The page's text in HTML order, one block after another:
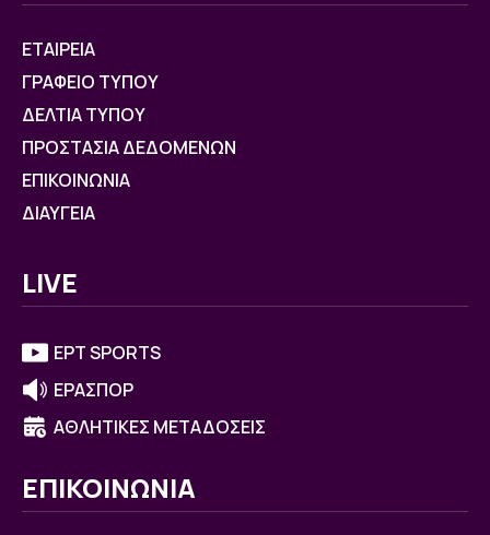
ΕΤΑΙΡΕΙΑ
ΓΡΑΦΕΙΟ ΤΥΠΟΥ
ΔΕΛΤΙΑ ΤΥΠΟΥ
ΠΡΟΣΤΑΣΙΑ ΔΕΔΟΜΕΝΩΝ
ΕΠΙΚΟΙΝΩΝΙΑ
ΔΙΑΥΓΕΙΑ
LIVE
ΕΡΤ SPORTS
ΕΡΑΣΠΟΡ
ΑΘΛΗΤΙΚΕΣ ΜΕΤΑΔΟΣΕΙΣ
ΕΠΙΚΟΙΝΩΝΙΑ